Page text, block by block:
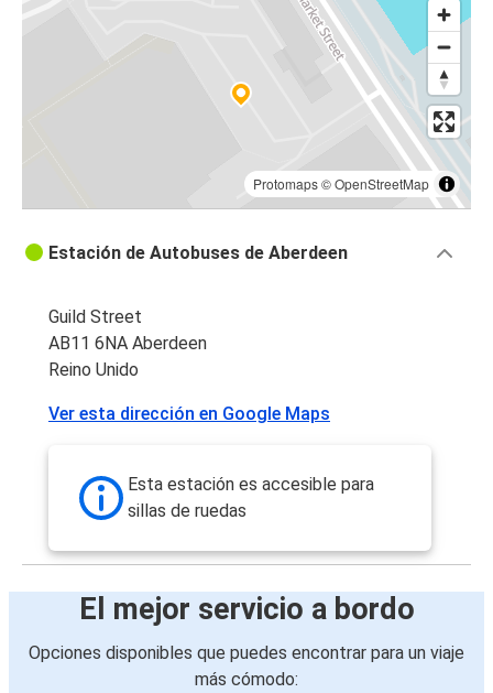
Perth
Dunfermline
Aberdeen
Dunfermline
Sheffield
Aberdeen
Aberdeen
Aberdeen
Protomaps©OpenStreetMap
Estación de Autobuses de Aberdeen
Guild Street
AB11 6NA Aberdeen
Reino Unido
Ver esta dirección en Google Maps
Esta estación es accesible para
sillas de ruedas
El mejor servicio a bordo
Opciones disponibles que puedes encontrar para un viaje
más cómodo: